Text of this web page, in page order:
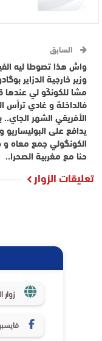
السابق
واش هذا تصوطا ليه
وزير خارجية الدزاير
مشا للكونكَو لي عندها
فالداخلة و غادي ترأس
الأفريقي الشهر الجاي..
يدافع على البوليساريو
الكونگولي جمع معاه
حنا مع مغربية الصحرا..
تعليقات الزوار